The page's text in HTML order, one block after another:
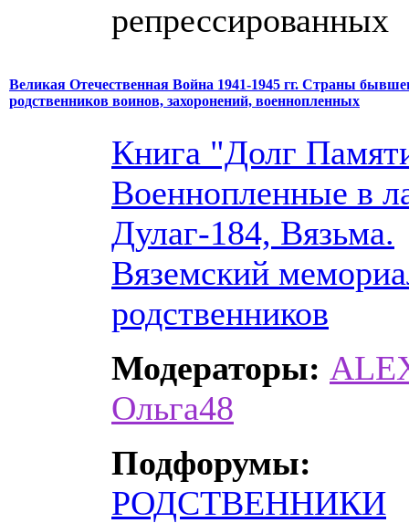
репрессированных
Великая Отечественная Война 1941-1945 гг. Страны
родственников воинов, захоронений, военнопленных
Книга "Долг
Военнопленные в
Дулаг-184, Вязьма.
Вяземский
родственников
Модераторы:
Ольга48
Подфорумы:
РОДСТВЕННИКИ